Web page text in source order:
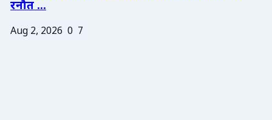
रनौत ...
Aug 2, 2026 0 7